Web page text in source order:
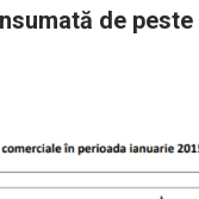
de